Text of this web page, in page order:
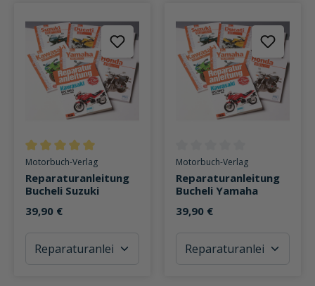
Durchschnittliche Bewertung von 5 von 5 Sternen
Motorbuch-Verlag
Reparaturanleitung
Bucheli Suzuki
39,90 €
Durchschnittliche Bewertung
Motorbuch-Verlag
Reparaturanleitung
Bucheli Yamaha
39,90 €